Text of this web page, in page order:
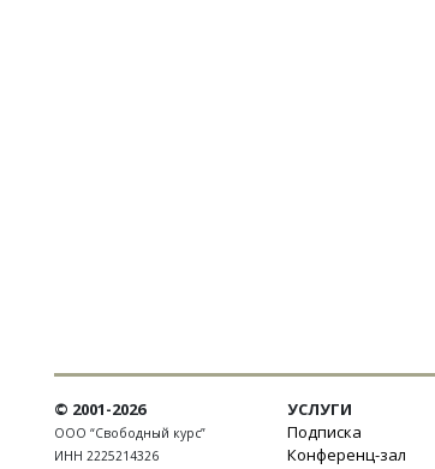
© 2001-2026
ООО “Свободный курс”
ИНН 2225214326
УСЛУГИ
Подписка
Конференц-зал